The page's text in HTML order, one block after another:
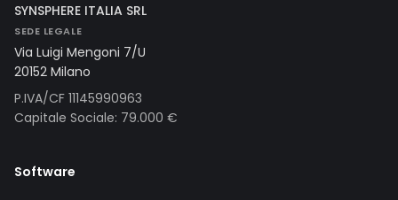
SYNSPHERE ITALIA SRL
SEDE LEGALE
Via Luigi Mengoni 7/U
20152 Milano
P.IVA/CF 11145990963
Capitale Sociale: 79.000 €
Software